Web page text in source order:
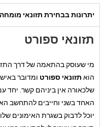
יתרונות בבחירת תזונאי
תזונאי ספורט
מי שעוסק בהתאמה של דרך
הוא תזונאי ספורט ומדובר
שלכאורה אין ביניהם קשר. יחד
האחד בשני וחייבים להתחשב
יוכל לדבוק בשגרת האימונים